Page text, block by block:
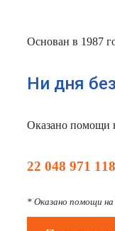
Основан в 1987
Ни дня
Оказано помощи
22 048 971
* Оказано помощи на